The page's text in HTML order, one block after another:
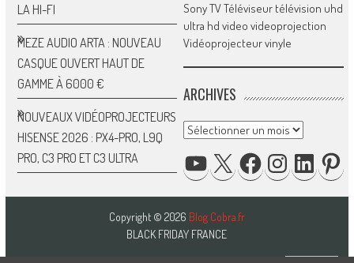
LA HI-FI
MEZE AUDIO ARTA : NOUVEAU
CASQUE OUVERT HAUT DE
GAMME À 6000 €
NOUVEAUX VIDÉOPROJECTEURS
HISENSE 2026 : PX4-PRO, L9Q
PRO, C3 PRO ET C3 ULTRA
SonyTVTéléviseur télévision uhd
ultra hd video videoprojection
Vidéoprojecteurvinyle
ARCHIVES
Archives
YOUTUBE INSTAGRAM
Copyright © 2026 Blog Cobra.fr
BLACK FRIDAY FRANCE